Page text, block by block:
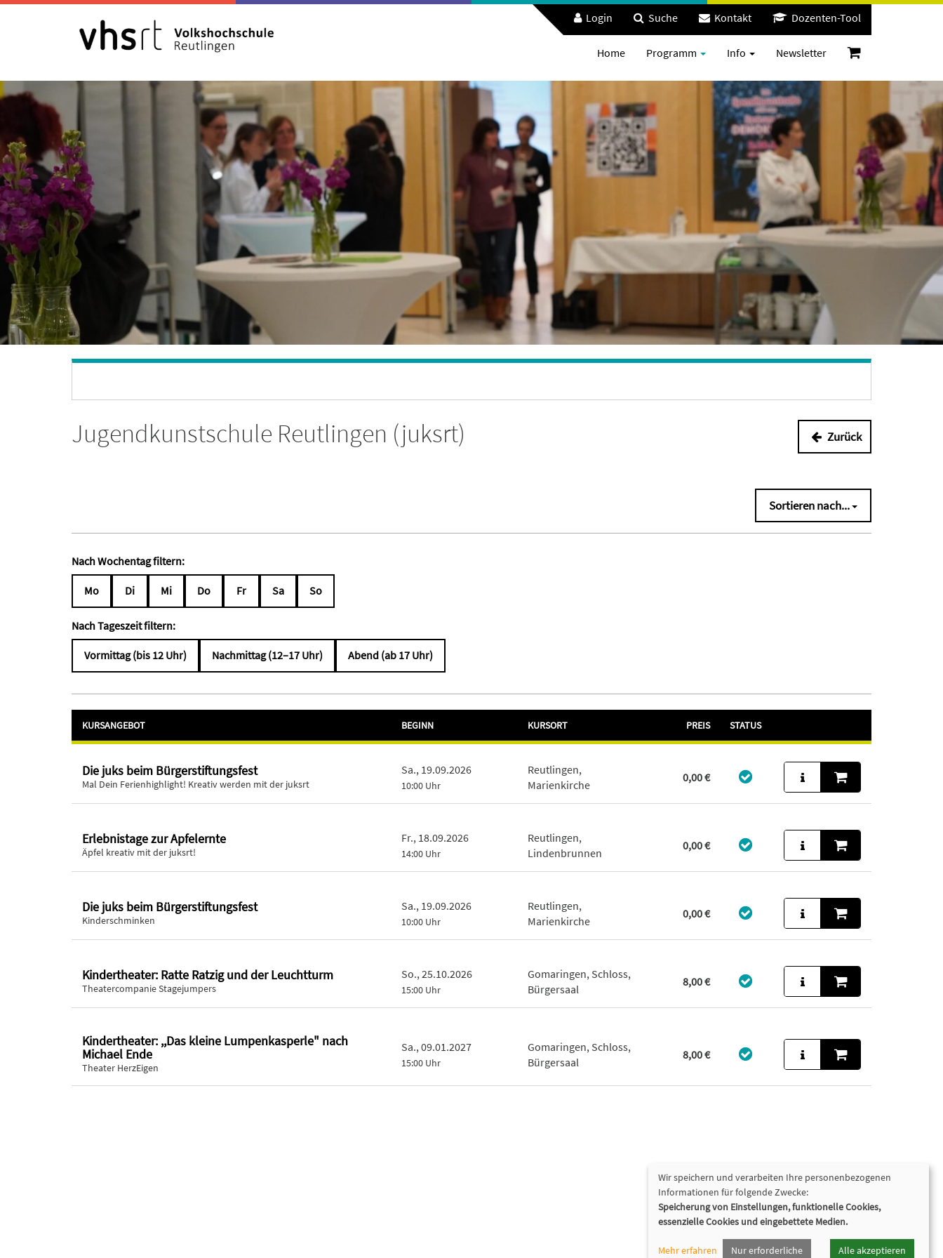
Login Suche Kontakt Dozenten-Tool
Home Programm Info Newsletter
Jugendkunstschule Reutlingen (juksrt) Zurück
Sortieren nach...
Nach Wochentag filtern:
Mo Di Mi Do Fr Sa So
Nach Tageszeit filtern:
Vormittag (bis 12 Uhr) Nachmittag (12–17 Uhr) Abend (ab 17 Uhr)
KURSANGEBOT BEGINN KURSORT PREIS STATUS
Die juks beim Bürgerstiftungsfest
Mal Dein Ferienhighlight! Kreativ werden mit der juksrt
Sa., 19.09.2026
10:00 Uhr
Reutlingen,
Marienkirche
0,00 €
Erlebnistage zur Apfelernte
Äpfel kreativ mit der juksrt!
Fr., 18.09.2026
14:00 Uhr
Reutlingen,
Lindenbrunnen
0,00 €
Die juks beim Bürgerstiftungsfest
Kinderschminken
Sa., 19.09.2026
10:00 Uhr
Reutlingen,
Marienkirche
0,00 €
Kindertheater: Ratte Ratzig und der Leuchtturm
Theatercompanie Stagejumpers
So., 25.10.2026
15:00 Uhr
Gomaringen, Schloss,
Bürgersaal
8,00 €
Kindertheater: ,,Das kleine Lumpenkasperle" nach
Michael Ende
Theater HerzEigen
Sa., 09.01.2027
15:00 Uhr
Gomaringen, Schloss,
Bürgersaal
8,00 €
Wir speichern und verarbeiten Ihre personenbezogenen
Informationen für folgende Zwecke:
Speicherung von Einstellungen, funktionelle Cookies,
essenzielle Cookies und eingebettete Medien.
Mehr erfahren Nur erforderliche Alle akzeptieren